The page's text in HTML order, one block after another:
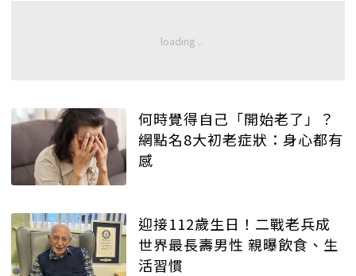
何時覺得自己「開始老了」？
網點名8大初老症狀：身心都有
感
迎接112歲生日！二戰老兵成
世界最長壽男性 親曝飲食、生
活習慣